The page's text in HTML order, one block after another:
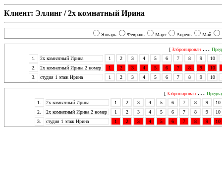
Клиент: Эллинг / 2х комнатный Ирина
Январь Февраль Март Апрель Май
[Забронирован …
1.
2х комнатный Ирина 1 2 3 4 5 6 7 8 9 10
2.
2х комнатный Ирина 2 номер 1 2 3 4 5 6 7 8 9 10
3.
студия 1 этаж Ирина 1 2 3 4 5 6 7 8 9 10
[ Забронирован …
1.
2х комнатный Ирина 1 2 3 4 5 6 7 8 9
10
2.
2х комнатный Ирина 2 номер 1 2 3 4 5 6 7 8 9
10
3.
студия 1 этаж Ирина 1 2 3 4 5 6 7 8 9 10